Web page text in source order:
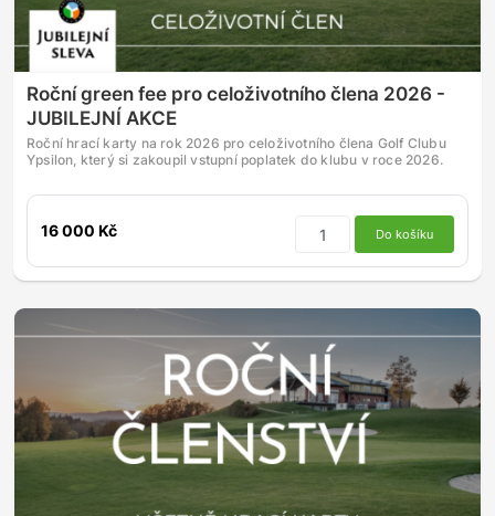
Roční green fee pro celoživotního člena 2026 -
JUBILEJNÍ AKCE
Roční hrací karty na rok 2026 pro celoživotního člena Golf Clubu
Ypsilon, který si zakoupil vstupní poplatek do klubu v roce 2026.
16 000 Kč Do košíku